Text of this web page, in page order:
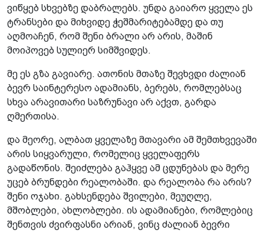
ვიწყებ სხვებზე დაბრალებს. უნდა გაიარო ყველა ეს
ტრანსები და მიხვიდე ჭეშმარიტებამდე და თუ
აღმოაჩენ, რომ შენი ბრალი არ არის, მაშინ
მოიპოვებ სულიერ სიმშვიდეს.
მე ეს გზა გავიარე. ათონის მთაზე შევხვდი ძალიან
ბევრ საინტერესო ადამიანს, ბერებს, რომლებსაც
სხვა არავითარი საზრუნავი არ აქვთ, გარდა
ღმერთისა.
და მეორე, ალბათ ყველაზე მთავარი ამ შემთხვევაში
არის სიყვარული, რომელიც ყველაფერს
გადაწონის. შეიძლება გაჰყვე ამ ცდუნებას და მერე
უცებ ბრუნდები რეალობაში. და რეალობა რა არის?
შენი ოჯახი. გახსენდება შვილები, მეუღლე,
მშობლები, ახლობლები. ის ადამიანები, რომლებიც
შენთვის ძვირფასნი არიან, ვინც ძალიან ბევრი